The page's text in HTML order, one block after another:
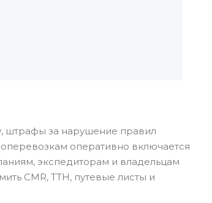
штрафы за нарушение правил
оперативно включается
экспедиторам и владельцам
CMR, ТТН, путевые листы и